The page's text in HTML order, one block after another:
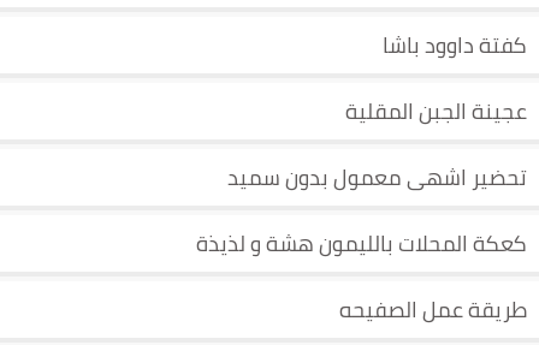
كفتة داوود باشا
عجينة الجبن المقلية
تحضير اشهى معمول بدون سميد
كعكة المحلات بالليمون هشة و لذيذة
طريقة عمل الصفيحه